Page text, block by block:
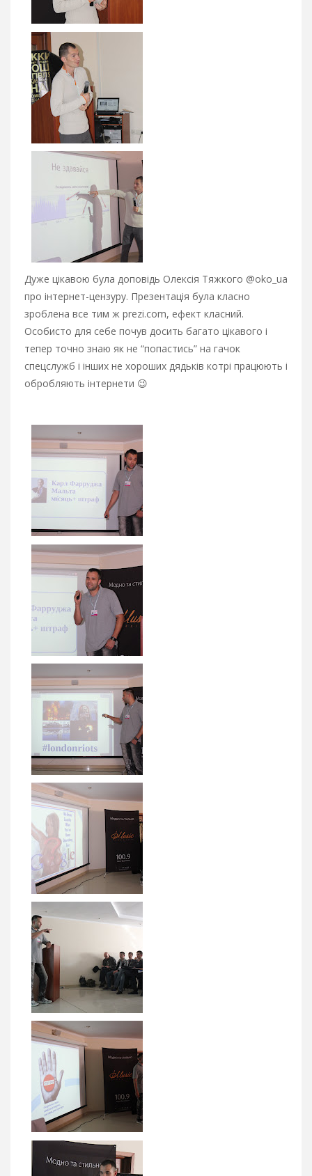
Дуже цікавою була доповідь Олексія Тяжкого @oko_ua
про інтернет-цензуру. Презентація була класно
зроблена все тим ж prezi.com, ефект класний.
Особисто для себе почув досить багато цікавого і
тепер точно знаю як не “попастись” на гачок
спецслужб і інших не хороших дядьків котрі працюють і
обробляють інтернети 😉